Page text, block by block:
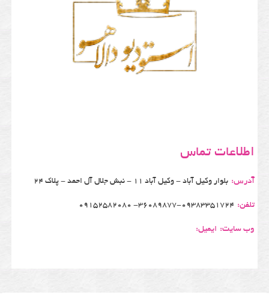
اطلاعات تماس
آدرس: بلوار وکیل آباد - وکیل آباد 11 - نبش جلال آل احمد - پلاک 24
تلفن: 36089877-09383351724- 09152582080
وب سایت: ایمیل: